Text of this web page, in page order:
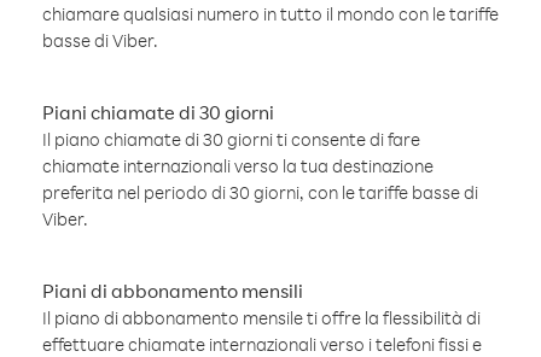
chiamare qualsiasi numero in tutto il mondo con le tariffe
basse di Viber.
Piani chiamate di 30 giorni
Il piano chiamate di 30 giorni ti consente di fare
chiamate internazionali verso la tua destinazione
preferita nel periodo di 30 giorni, con le tariffe basse di
Viber.
Piani di abbonamento mensili
Il piano di abbonamento mensile ti offre la flessibilità di
effettuare chiamate internazionali verso i telefoni fissi e